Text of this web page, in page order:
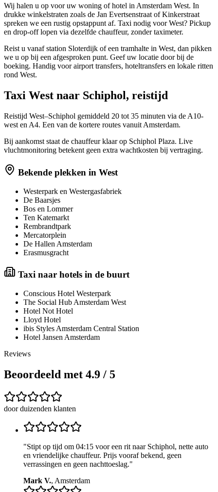
Wij halen u op voor uw woning of hotel in Amsterdam West. In
drukke winkelstraten zoals de Jan Evertsenstraat of Kinkerstraat
spreken we een rustig opstappunt af. Taxi nodig voor West? Pickup
en drop-off lopen via dezelfde chauffeur, zonder taximeter.
Reist u vanaf station Sloterdijk of een tramhalte in West, dan pikken
we u op bij een afgesproken punt. Geef uw locatie door bij de
boeking. Handig voor airport transfers, hoteltransfers en lokale ritten
rond West.
Taxi West naar Schiphol, reistijd
Reistijd West–Schiphol gemiddeld 20 tot 35 minuten via de A10-
west en A4. Een van de kortere routes vanuit Amsterdam.
Bij aankomst staat de chauffeur klaar op Schiphol Plaza. Live
vluchtmonitoring betekent geen extra wachtkosten bij vertraging.
Bekende plekken in West
Westerpark en Westergasfabriek
De Baarsjes
Bos en Lommer
Ten Katemarkt
Rembrandtpark
Mercatorplein
De Hallen Amsterdam
Erasmusgracht
Taxi naar hotels in de buurt
Conscious Hotel Westerpark
The Social Hub Amsterdam West
Hotel Not Hotel
Lloyd Hotel
ibis Styles Amsterdam Central Station
Hotel Jansen Amsterdam
Reviews
Beoordeeld met 4.9 / 5
door duizenden klanten
"Stipt op tijd om 04:15 voor een rit naar Schiphol, nette auto
en vriendelijke chauffeur. Prijs vooraf bekend, geen
verrassingen en geen nachttoeslag."
Mark V., Amsterdam